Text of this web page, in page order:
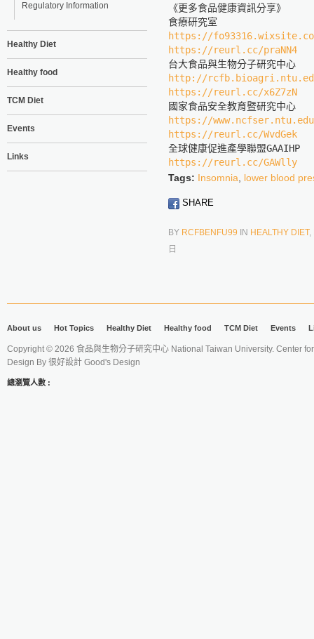
Regulatory Information
Healthy Diet
Healthy food
TCM Diet
Events
Links
《更多食品健康資訊分享》
https://
https://reurl.cc/praNN4
http://
https://reurl.cc/x6Z7zN
https://
https://reurl.cc/WvdGek
https://reurl.cc/GAWlly
Tags: Insomnia lower blood
SHARE
BY RCFBENFU99 IN HEALTHY DIET,
日
About us Hot Topics Healthy Diet Healthy food TCM Diet Events
Copyright © 2026 食品與生物分子研究中心 National Taiwan University. Center
Design By 很好設計 Good's Design
總瀏覽人數 :